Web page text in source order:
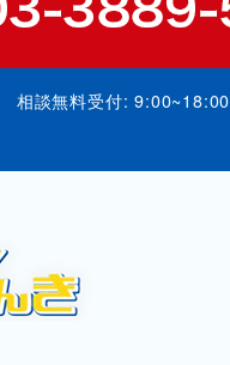
相談無料受付: 9:00~18:00